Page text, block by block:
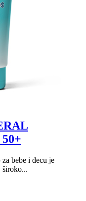
bebe i decu je
široko...